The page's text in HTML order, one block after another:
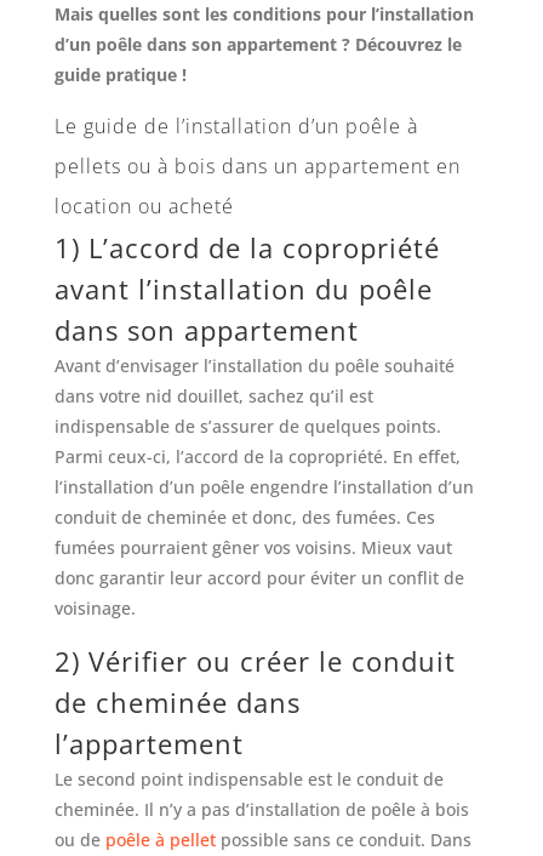
Mais quelles sont les conditions pour l’installation
d’un poêle dans son appartement ? Découvrez le
guide pratique !
Le guide de l’installation d’un poêle à
pellets ou à bois dans un appartement en
location ou acheté
1) L’accord de la copropriété
avant l’installation du poêle
dans son appartement
Avant d’envisager l’installation du poêle souhaité
dans votre nid douillet, sachez qu’il est
indispensable de s’assurer de quelques points.
Parmi ceux-ci, l’accord de la copropriété. En effet,
l’installation d’un poêle engendre l’installation d’un
conduit de cheminée et donc, des fumées. Ces
fumées pourraient gêner vos voisins. Mieux vaut
donc garantir leur accord pour éviter un conflit de
voisinage.
2) Vérifier ou créer le conduit
de cheminée dans
l’appartement
Le second point indispensable est le conduit de
cheminée. Il n’y a pas d’installation de poêle à bois
ou de poêle à pelletpossible sans ce conduit. Dans